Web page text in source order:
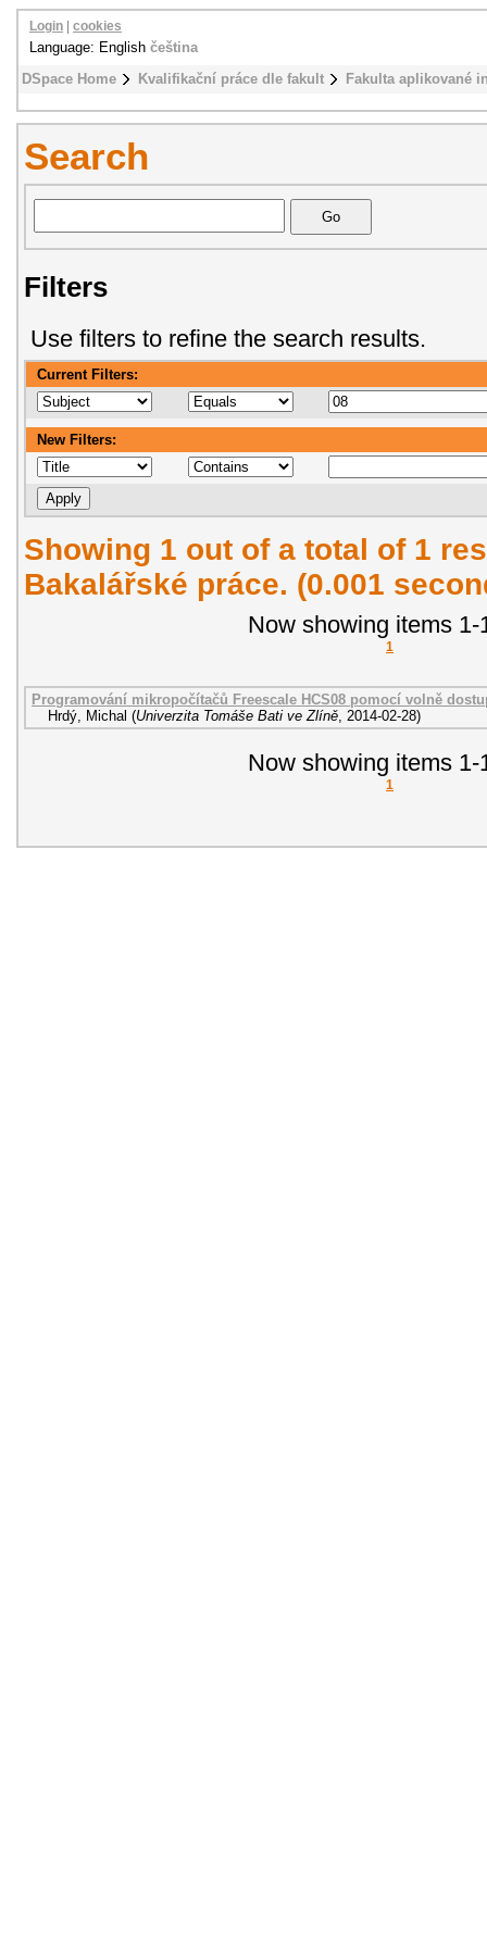
DSpace Home Kvalifikační práce dle fakult Fakulta aplikované
Login cookies
Language: English čeština
Search
Filters
Use filters to refine the search results.
Current Filters:
New Filters:
Showing 1 out of a total of 1
Bakalářské práce. (0.001
Now showing items 1-
1
Programování mikropočítačů Freescale HCS08 pomocí volně
Hrdý, Michal (Univerzita Tomáše Bati ve Zlíně, 2014-02-28)
Now showing items 1-
1